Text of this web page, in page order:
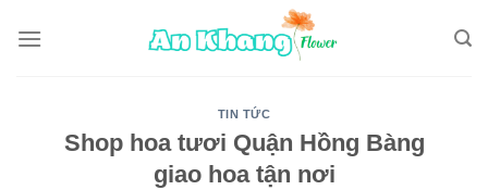
TIN TỨC
Shop hoa tươi Quận Hồng Bàng
giao hoa tận nơi